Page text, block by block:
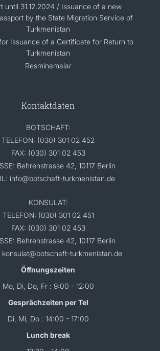
until 31.12.2024 / Issuance of a new
by the State Migration Service of
Turkmenistan
Issuance of a Certificate for Return to
Turkmenistan
Resminamalar
Kontaktdaten
BOTSCHAFT:
TELEFON: (030) 301 02 452
FAX: (030) 301 02 453
Behrenstrasse 42, 10117 Berlin
info@botschaft-turkmenistan.de
KONSULAT:
TELEFON: (030) 301 02 451
FAX: (030) 301 02 453
Behrenstrasse 42, 10117 Berlin
konsulat@botschaft-turkmenistan.de
Öffnungszeiten
Mo, Di, Do, Fr : 9:00 - 12:00
Gesprächzeiten per Tel
Di, Mi, Do : 14:00 - 17:00
Lunch break